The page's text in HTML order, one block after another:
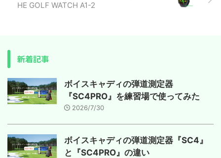
HE GOLF WATCH A1-2
新着記事
ボイスキャディの弾道測定器
『SC4PRO』を練習場で使ってみた
2026/7/30
ボイスキャディの弾道測定器『SC4』
と『SC4PRO』の違い